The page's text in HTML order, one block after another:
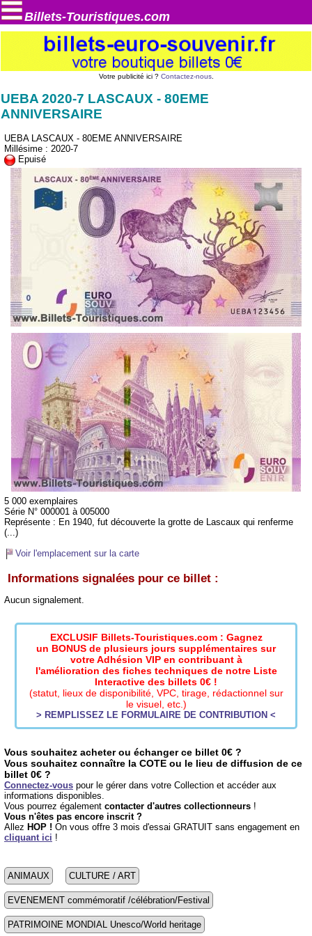
Billets-Touristiques.com
Votre publicité ici ? Contactez-nous.
UEBA 2020-7 LASCAUX - 80EME
ANNIVERSAIRE
UEBA LASCAUX - 80EME ANNIVERSAIRE
Millésime : 2020-7
Epuisé
5 000 exemplaires
Série N° 000001 à 005000
Représente : En 1940, fut découverte la grotte de Lascaux qui renferme
(...)
Voir l'emplacement sur la carte
Informations signalées pour ce billet :
Aucun signalement.
EXCLUSIF Billets-Touristiques.com : Gagnez
un BONUS de plusieurs jours supplémentaires sur
votre Adhésion VIP en contribuant à
l'amélioration des fiches techniques de notre Liste
Interactive des billets 0€ !
(statut, lieux de disponibilité, VPC, tirage, rédactionnel sur
le visuel, etc.)
> REMPLISSEZ LE FORMULAIRE DE CONTRIBUTION <
Vous souhaitez acheter ou échanger ce billet 0€ ?
Vous souhaitez connaître la COTE ou le lieu de diffusion de ce
billet 0€ ?
Connectez-vous pour le gérer dans votre Collection et accéder aux
informations disponibles.
Vous pourrez également contacter d'autres collectionneurs !
Vous n'êtes pas encore inscrit ?
Allez HOP ! On vous offre 3 mois d'essai GRATUIT sans engagement en
cliquant ici !
ANIMAUX CULTURE / ART
EVENEMENT commémoratif /célébration/Festival
PATRIMOINE MONDIAL Unesco/World heritage